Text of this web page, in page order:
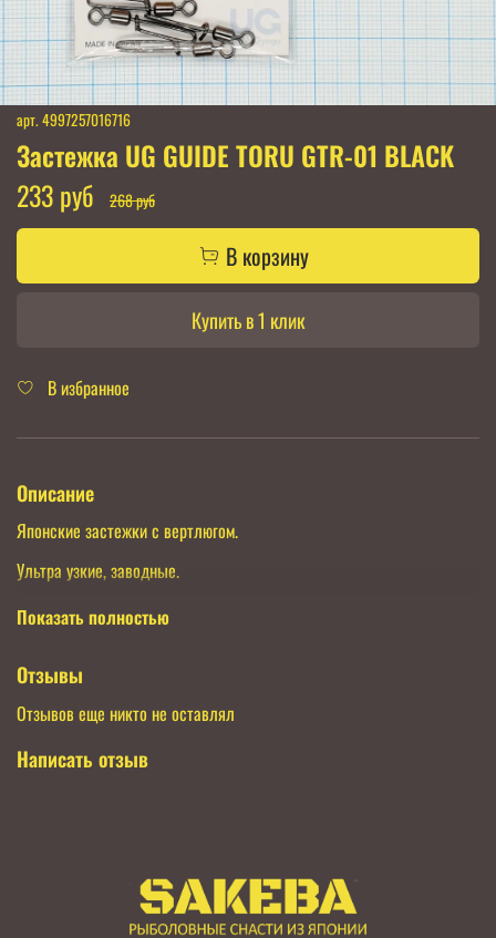
арт. 4997257016716
Застежка UG GUIDE TORU GTR-01 BLACK
233 руб
268 руб
В корзину
Купить в 1 клик
В избранное
Описание
Японские застежки с вертлюгом.
Ультра узкие, заводные.
Кол-во в упаковке 4шт
Сделаны в Японии
Показать полностью
Отзывы
Отзывов еще никто не оставлял
Написать отзыв